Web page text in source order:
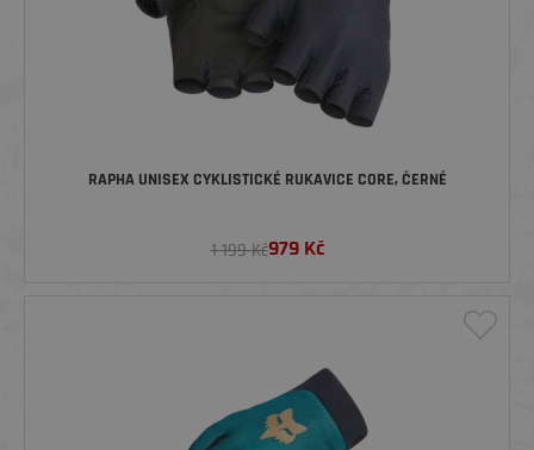
RAPHA UNISEX CYKLISTICKÉ RUKAVICE CORE, ČERNÉ
1 199 Kč979Kč